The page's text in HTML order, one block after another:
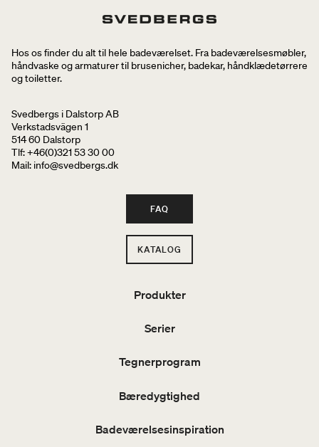
Hos os finder du alt til hele badeværelset. Fra badeværelsesmøbler,
håndvaske og armaturer til brusenicher, badekar, håndklædetørrere
og toiletter.
Svedbergs i Dalstorp AB
Verkstadsvägen 1
514 60 Dalstorp
Tlf: +46(0)321 53 30 00
Mail: info@svedbergs.dk
FAQ
KATALOG
Produkter
Serier
Tegnerprogram
Bæredygtighed
Badeværelsesinspiration